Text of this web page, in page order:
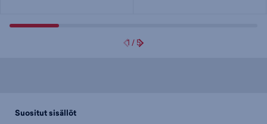
1 /5
Suositut sisällöt